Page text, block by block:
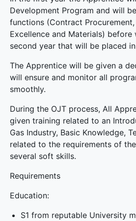
Development Program and will
functions (Contract Procurement,
Excellence and Materials)
second year that will be placed
The Apprentice will be given a
will ensure and monitor all
smoothly.
During the OJT process, All
given training related to an
Gas Industry, Basic Knowledge,
related to the requirements of
several soft skills.
Requirements
Education:
S1 from reputable University